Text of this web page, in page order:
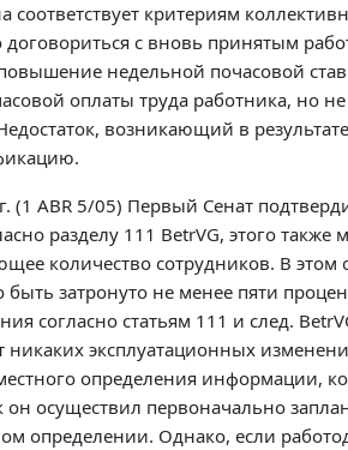
критериям
с вновь принятым
недельной почасовой
оплаты труда работника, но
возникающий в
(1 ABR 5/05) Первый Сенат
разделу 111 BetrVG, этого
количество сотрудников. В
затронуто не менее пяти
согласно статьям 111 и след.
эксплуатационных
определения информации,
он осуществил первоначально
определении. Однако, если